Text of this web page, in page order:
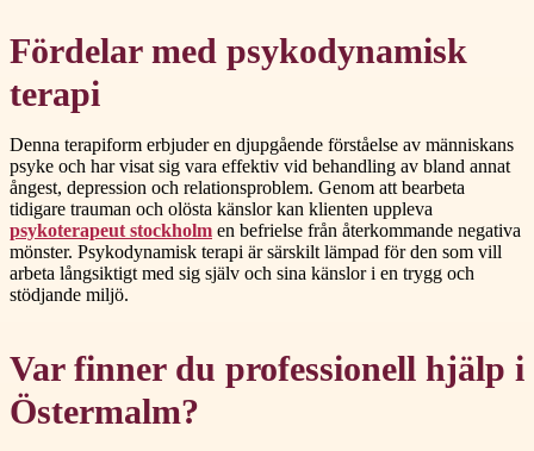
Fördelar med psykodynamisk
terapi
Denna terapiform erbjuder en djupgående förståelse av människans
psyke och har visat sig vara effektiv vid behandling av bland annat
ångest, depression och relationsproblem. Genom att bearbeta
tidigare trauman och olösta känslor kan klienten uppleva
psykoterapeut stockholm en befrielse från återkommande negativa
mönster. Psykodynamisk terapi är särskilt lämpad för den som vill
arbeta långsiktigt med sig själv och sina känslor i en trygg och
stödjande miljö.
Var finner du professionell hjälp i
Östermalm?